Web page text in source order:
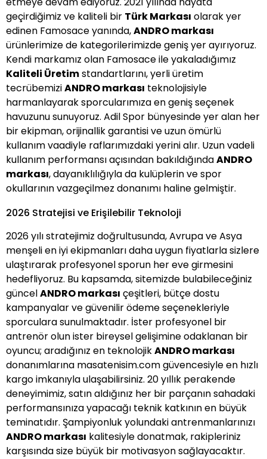
geçirdiğimiz ve kaliteli bir Türk Markası olarak yer
edinen Famosace yanında,ANDRO markası
ürünlerimize de kategorilerimizde geniş yer ayırıyoruz.
Kendi markamız olan Famosace ile yakaladığımız
Kaliteli Üretimstandartlarını, yerli üretim
tecrübemiziANDRO markası teknolojisiyle
harmanlayarak sporcularımıza en geniş seçenek
havuzunu sunuyoruz. Adil Spor bünyesinde yer alan her
bir ekipman, orijinallik garantisi ve uzun ömürlü
kullanım vaadiyle raflarımızdaki yerini alır. Uzun vadeli
kullanım performansı açısından bakıldığındaANDRO
markası, dayanıklılığıyla da kulüplerin ve spor
okullarının vazgeçilmez donanımı haline gelmiştir.
2026 Stratejisi ve Erişilebilir Teknoloji
2026 yılı stratejimiz doğrultusunda, Avrupa ve Asya
menşeli en iyi ekipmanları daha uygun fiyatlarla sizlere
ulaştırarak profesyonel sporun her eve girmesini
hedefliyoruz. Bu kapsamda, sitemizde bulabileceğiniz
güncelANDRO markası çeşitleri, bütçe dostu
kampanyalar ve güvenilir ödeme seçenekleriyle
sporculara sunulmaktadır. İster profesyonel bir
antrenör olun ister bireysel gelişimine odaklanan bir
oyuncu; aradığınız en teknolojikANDRO markası
donanımlarına masatenisim.com güvencesiyle en hızlı
kargo imkanıyla ulaşabilirsiniz. 20 yıllık perakende
deneyimimiz, satın aldığınız her bir parçanın sahadaki
performansınıza yapacağı teknik katkının en büyük
teminatıdır. Şampiyonluk yolundaki antrenmanlarınızı
ANDRO markası kalitesiyle donatmak, rakipleriniz
karşısında size büyük bir motivasyon sağlayacaktır.